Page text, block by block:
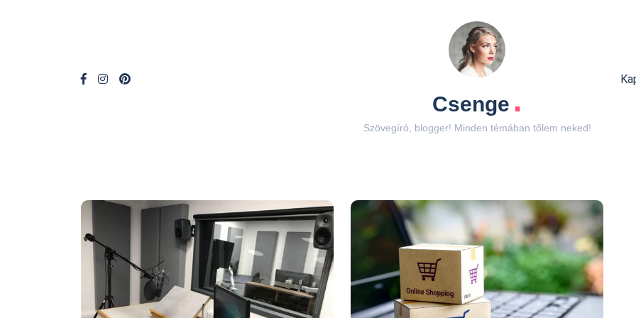
Csenge .
Szövegíró, blogger! Minden témában tőlem neked!